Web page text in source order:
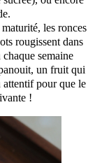
les ronces
rougissent dans
semaine
un fruit qui
pour que le
!